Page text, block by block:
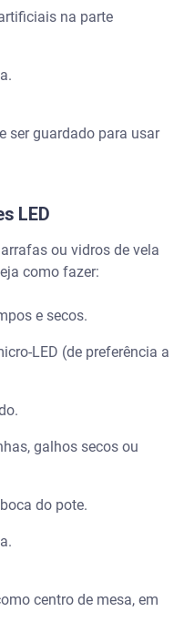
na parte
ser guardado para usar
LED
ou vidros de vela
como fazer:
e secos.
LED (de preferência a
galhos secos ou
do pote.
centro de mesa, em